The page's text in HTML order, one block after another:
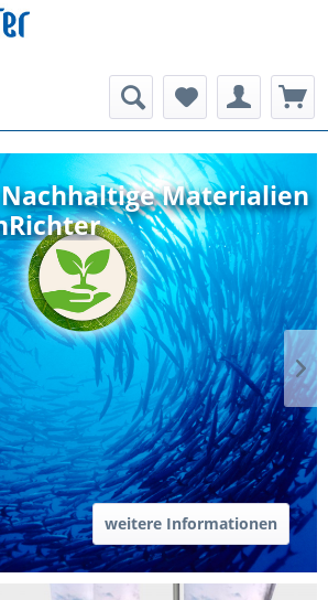
Nachhaltige Materialien
weitere Informationen